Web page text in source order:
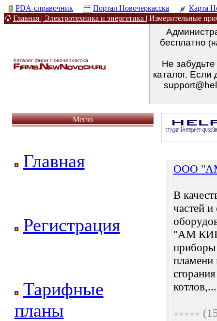
PDA-справочник Портал Новочеркасска
Карта
Главная | Электротехника и энергетика | Измерительные
бесплатно
Не
каталог.
Меню
Главная
Регистрация
Тарифные
планы
ООО
В
частей и
"АМ
приборы
пламени
котлов,...